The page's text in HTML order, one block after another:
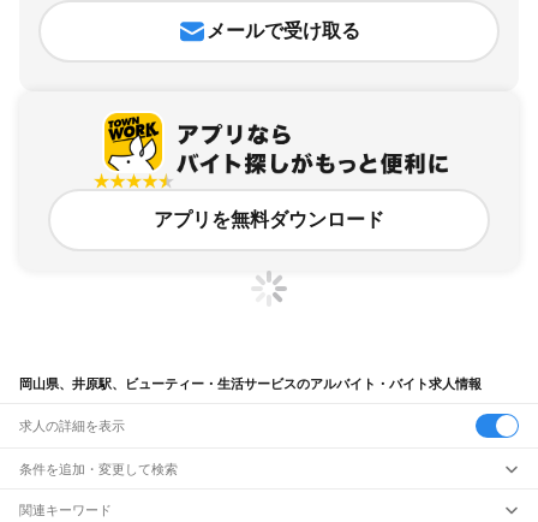
メールで受け取る
アプリを無料ダウンロード
岡山県、井原駅、ビューティー・生活サービスのアルバイト・バイト求人情報
求人の詳細を表示
条件を追加・変更して検索
市区町村を追加・変更
関連キーワード